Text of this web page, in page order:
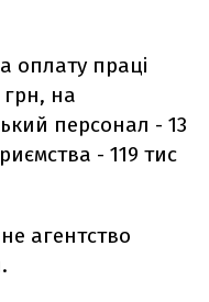
оплату праці
грн, на
персонал - 13
- 119 тис
агентство